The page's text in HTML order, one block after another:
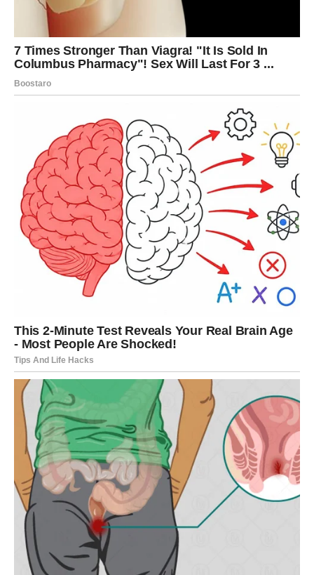
U ljubavi se mogu pojaviti strast i uzbuđenje. Slobodni
Lavovi mogli bi upoznati osobu koja ih potpuno očarava,
dok Lavovi u vezi mogu doživeti trenutke koji vraćaju
Do kraja marta Lavovi će shvatiti koliko je važno verovati
Devica
Za Device cigansko proročanstvo govori o razjašnjenju. U
narednim danima mnoge stvari koje su vam bile nejasne
mogu dobiti svoje pravo značenje.
Na poslovnom planu moguće je da ćete rešiti problem
koji vas je dugo mučio. Vaša organizacija i strpljenje sada
U ljubavi je važno da ne analizirate previše svaku
situaciju. Ponekad je dovoljno prepustiti se emocijama.
Slobodne Device mogle bi upoznati osobu koja im donosi
mir i stabilnost.
Ovaj period vam donosi priliku da pronađete unutrašnju
ravnotežu.
Vaga
Vage do kraja marta ulaze u period važnih odluka.
Cigansko proročanstvo govori da će se neke situacije